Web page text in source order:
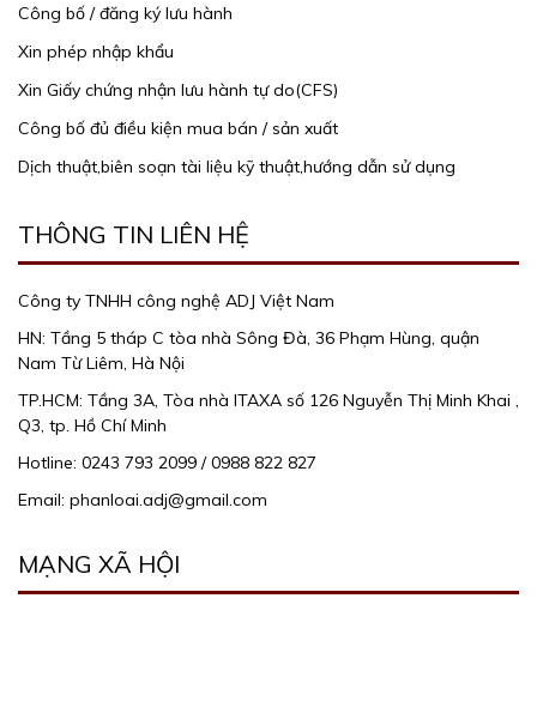
Công bố / đăng ký lưu hành
Xin phép nhập khẩu
Xin Giấy chứng nhận lưu hành tự do(CFS)
Công bố đủ điều kiện mua bán / sản xuất
Dịch thuật,biên soạn tài liệu kỹ thuật,hướng dẫn sử dụng
THÔNG TIN LIÊN HỆ
Công ty TNHH công nghệ ADJ Việt Nam
HN: Tầng 5 tháp C tòa nhà Sông Đà, 36 Phạm Hùng, quận
Nam Từ Liêm, Hà Nội
TP.HCM: Tầng 3A, Tòa nhà ITAXA số 126 Nguyễn Thị Minh Khai ,
Q3, tp. Hồ Chí Minh
Hotline: 0243 793 2099 / 0988 822 827
Email: phanloai.adj@gmail.com
MẠNG XÃ HỘI